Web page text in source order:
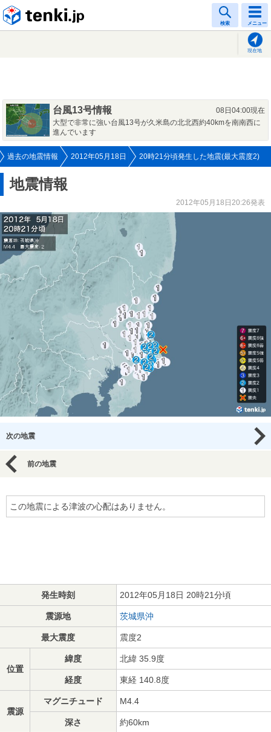
検索 メニュー
現在地
台風13号情報
08日04:00現在
大型で非常に強い台風13号が久米島の北北西約40kmを南南西に
進んでいます
過去の地震情報 2012年05月18日 20時21分頃発生した地震(最大震度2)
地震情報
2012年05月18日20:26発表
次の地震
前の地震
この地震による津波の心配はありません。
発生時刻 2012年05月18日 20時21分頃
震源地 茨城県沖
最大震度 震度2
位置
緯度 北緯 35.9度
経度 東経 140.8度
震源
マグニチュード M4.4
深さ 約60km